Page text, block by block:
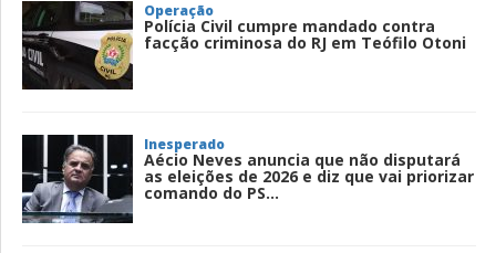
Operação
Polícia Civil cumpre mandado contra
facção criminosa do RJ em Teófilo Otoni
Inesperado
Aécio Neves anuncia que não disputará
as eleições de 2026 e diz que vai priorizar
comando do PS...